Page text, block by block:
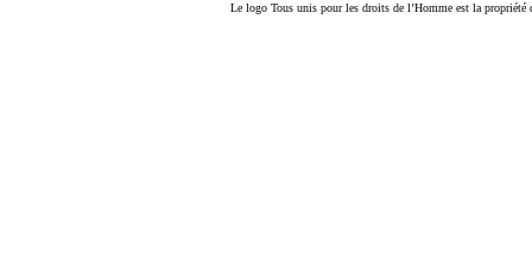
Le logo Tous unis pour les droits de l’Homme est la